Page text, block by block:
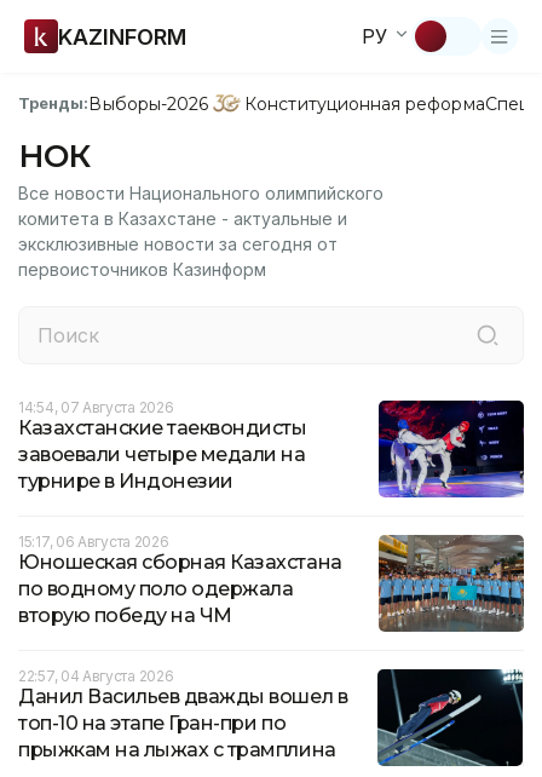
KAZINFORM РУ
Тренды:Выборы-2026 Конституционная реформа
НОК
Все новости Национального олимпийского
комитета в Казахстане - актуальные и
эксклюзивные новости за сегодня от
первоисточников Казинформ
14:54, 07 Августа 2026
Казахстанские таеквондисты
завоевали четыре медали на
турнире в Индонезии
15:17, 06 Августа 2026
Юношеская сборная Казахстана
по водному поло одержала
вторую победу на ЧМ
22:57, 04 Августа 2026
Данил Васильев дважды вошел в
топ-10 на этапе Гран-при по
прыжкам на лыжах с трамплина